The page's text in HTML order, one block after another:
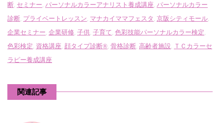
断, セミナー, パーソナルカラーアナリスト養成講座, パーソナルカラー
診断, プライベートレッスン, マナカイママフェスタ , 京阪シティモール,
企業セミナー, 企業研修, 子供, 子育て, 色彩技能パーソナルカラー検定,
色彩検定, 資格講座, 顔タイプ診断®, 骨格診断, 高齢者施設, ＴＣカラーセ
ラピー養成講座
関連記事